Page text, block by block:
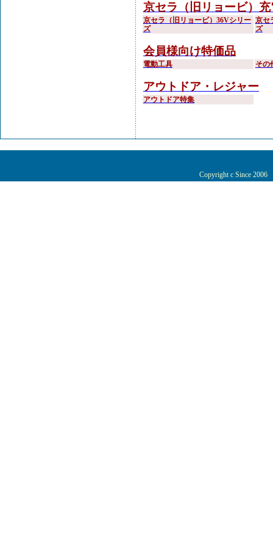
京セラ（旧リョービ）
京セラ（旧リョービ）36Vシリー
ズ
京セ
ズ
会員様向け特価品
電動工具 その
アウトドア・レジャー
アウトドア特集
Copyright c Since